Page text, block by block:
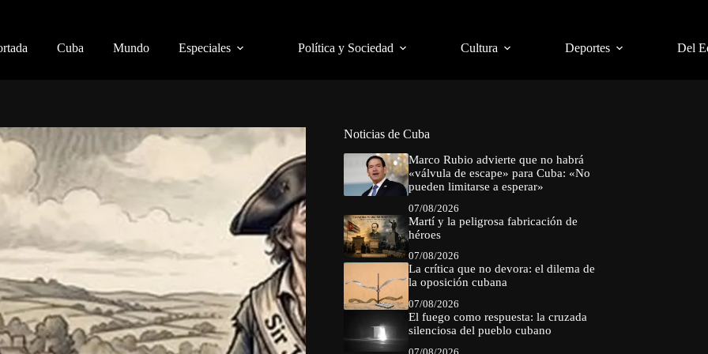
Cuba Mundo Especiales Política y Sociedad Cultura Deportes Del
Noticias de Cuba
Marco Rubio advierte que no habrá
«válvula de escape» para Cuba: «No
pueden limitarse a esperar»
07/08/2026
Martí y la peligrosa fabricación de
héroes
07/08/2026
La crítica que no devora: el dilema de
la oposición cubana
07/08/2026
El fuego como respuesta: la cruzada
silenciosa del pueblo cubano